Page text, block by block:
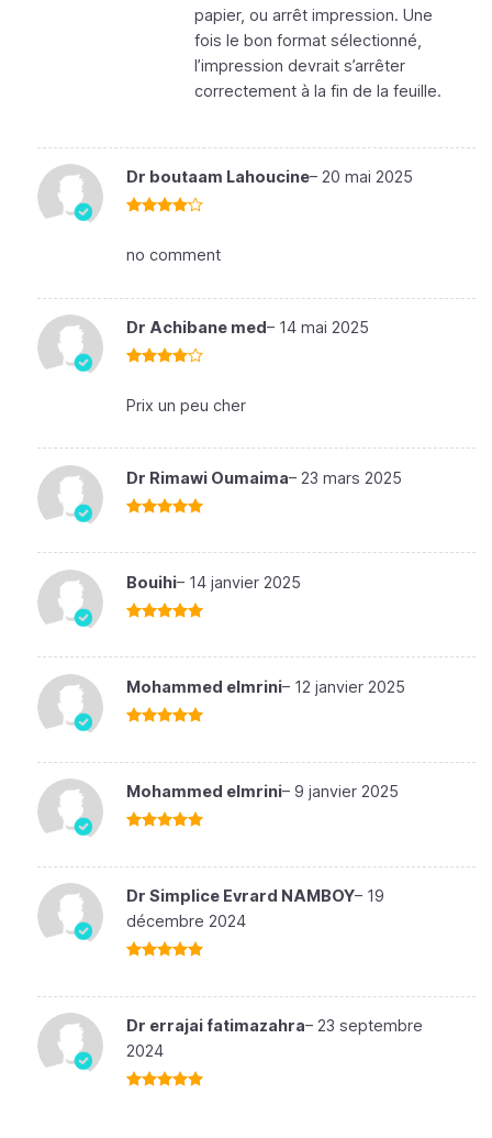
papier, ou arrêt impression. Une
fois le bon format sélectionné,
l’impression devrait s’arrêter
correctement à la fin de la feuille.
Dr boutaam Lahoucine– 20 mai 2025
no comment
Dr Achibane med– 14 mai 2025
Prix un peu cher
Dr Rimawi Oumaima– 23 mars 2025
Bouihi– 14 janvier 2025
Mohammed elmrini– 12 janvier 2025
Mohammed elmrini– 9 janvier 2025
Dr Simplice Evrard NAMBOY– 19
décembre 2024
Dr errajai fatimazahra– 23 septembre
2024